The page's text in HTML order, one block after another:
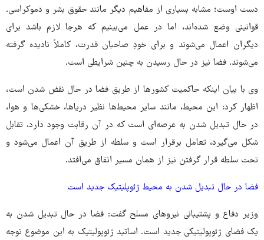
دست اوست؛ مشابه بسیاری از مفاهیم دیگر مانند حقوق بشر و دموکراسی.
قوانینی وضع شده‌اند، اما در عمل می‌بینیم که هرجا لازم باشد برای
دیگران اعمال می‌شوند و برای خودِ صاحبان قدرت، کاملاً نادیده گرفته
می‌شوند. فضا نیز در حال رسیدن به چنین شرایطی است.
وی با بیان اینکه حاکمیت کشورها از طریق فضا در حال نقض شدن است،
اظهار کرد: این محیط، مانند سایر محیط‌ها نظیر دریاها، خشکی‌ها و هوا،
در حال تبدیل شدن به عرصه‌ای است که در آن رقابت وجود دارد، تقابل
شکل می‌گیرد، تعامل برقرار است و سلطه از طریق آن اعمال می‌شود و
تحت سلطه قرار گرفتن نیز از همان مسیر اتفاق می‌افتد.
فضا در حال تبدیل شدن به محیط ژئوپلیتیک جدید است
وزیر دفاع و پشتیبانی نیروهای مسلح گفت: فضا در حال تبدیل شدن به
یک فضای ژئوپولیتیکی جدید است. اساتید ژئوپولیتیک به این موضوع توجه